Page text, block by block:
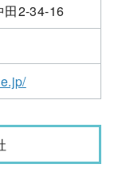
田2-34-16